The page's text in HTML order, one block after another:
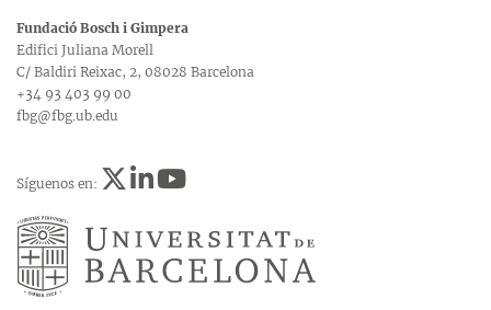
Fundació Bosch i Gimpera
Edifici Juliana Morell
C/ Baldiri Reixac, 2, 08028 Barcelona
+34 93 403 99 00
fbg@fbg.ub.edu
Síguenos en: